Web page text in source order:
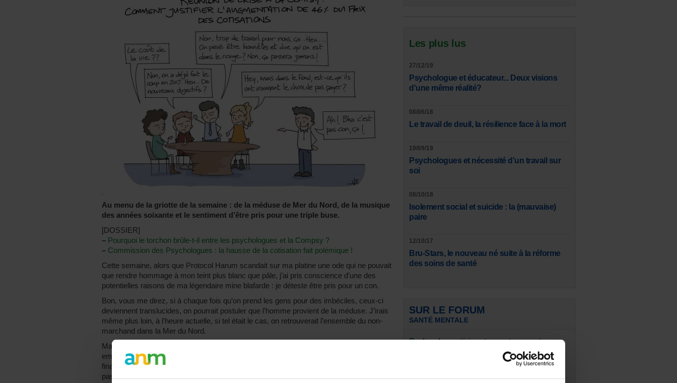
Au menu de la griotte de la semaine : de la méduse de Mer du Nord, de la musique
des années soixante et le sentiment d’être pris pour une triple buse.
[DOSSIER]
– Pourquoi le torchon brûle-t-il entre les psychologues et la Compsy ?
– Commission des Psychologues : la hausse de la cotisation fait polémique !
Cette semaine, alors que Protocol Harum scandait sur ma platine une ode qui ne pouvait
que rendre hommage à mon teint plus blanc que pâle, j’ai pris conscience d’une des
potentielles raisons de ma légendaire mine blafarde : je déteste être pris pour un con.
Bon, vous me direz, si à chaque fois qu’on prend les gens pour des imbéciles, ceux-ci
deviennent translucides, on pourrait postuler que l’homme provient de la méduse. J’irais
même plus loin, à l’heure actuelle, si tel était le cas, on retrouverait l’ensemble du non-
marchand dans la Mer du Nord.
Mais d’où me vient cette impression d’être pris pour le roi des cons au pays des
emmerdeurs ? Certes, d’une non-reconnaissance de mon secteur, d’un sous-
financement et de la pénibilité de mon travail, qui, même s’il a beaucoup de sens, n’en est
pas moins usant. Soit, c’est le quotidien de beaucoup de mes collègues et globalement,
Les plus lus
27/12/19
Psychologue et éducateur... Deux visions
d'une même réalité?
08/06/18
Le travail de deuil, la résilience face à la mort
19/09/19
Psychologues et nécessité d'un travail sur
soi
08/10/18
Isolement social et suicide : la (mauvaise)
paire
12/10/17
Bru-Stars, le nouveau né suite à la réforme
des soins de santé
SUR LE FORUM
SANTÉ MENTALE
Recherche participants : partagez votre
Bonjour à toutes et à tous ! Dans le cadre de